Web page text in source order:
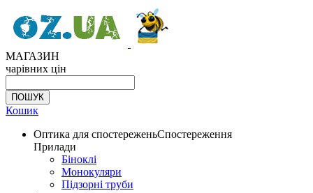
МАГАЗИН
чарівних цін
Кошик
Оптика для спостереженьСпостереження
Прилади
Біноклі
Монокуляри
Підзорні труби